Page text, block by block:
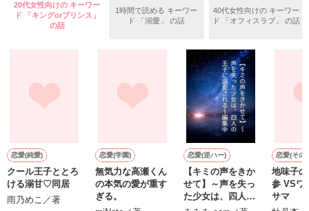
20代女性向けの キーワー
ド 「キングorプリンス」
の話
1時間で読める キーワー
ド 「溺愛」 の話
40代女性向けの キーワー
ド 「オフィスラブ」 の話
恋愛(純愛)
クール王子ととろ
ける溺甘♡同居
雨乃めこ／著
恋愛(学園)
無気力な高瀬くん
の本気の愛が重す
ぎる。
恋愛(逆ハー)
【キミの声をきか
せて】～声を失っ
た少女は、四人の
王子に溺愛される
恋愛(その
地味子
参 VSワガママ姫
サマ